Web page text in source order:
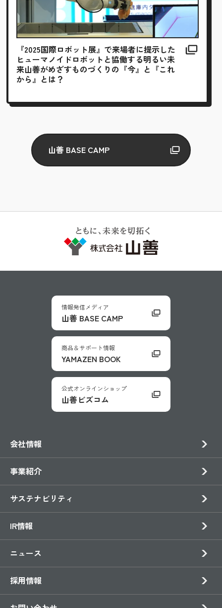
『2025国際ロボット展』で来場者に提示した
ヒューマノイドロボットと協働する明るい未
来山善がめざすものづくりの『今』と『これ
から』とは？
山善 BASE CAMP
情報発信メディア
山善 BASE CAMP
商品＆サポート情報
YAMAZEN BOOK
公式オンラインショップ
山善ビズコム
会社情報
事業紹介
サステナビリティ
IR情報
ニュース
採用情報